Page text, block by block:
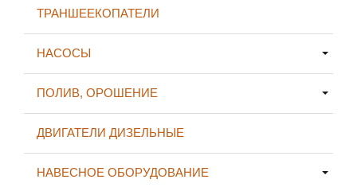
ТРАНШЕЕКОПАТЕЛИ
НАСОСЫ
ПОЛИВ, ОРОШЕНИЕ
ДВИГАТЕЛИ ДИЗЕЛЬНЫЕ
НАВЕСНОЕ ОБОРУДОВАНИЕ